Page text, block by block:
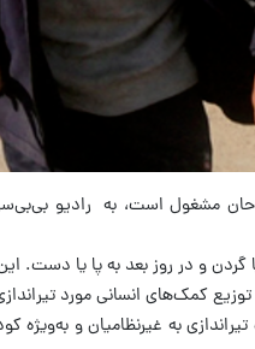
و در روز بعد به پا یا دست.
کمک‌های انسانی مورد
به غیرنظامیان و